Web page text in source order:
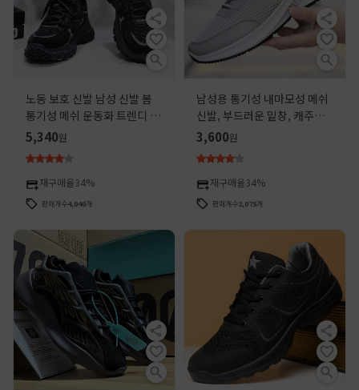
노동 보호 신발 남성 신발 봄
통기성 메쉬 운동화 트렌디 올
매치 두꺼운 밑창 비 슬립 캐주
얼 러닝 아빠 트렌디 신발
5,340원
재구매율34%
판매개수4,040개
남성용 통기성 내마모성 메쉬
신발, 부드러운 밑창, 캐주얼
하고 다용도, 학생용 러닝화,
트렌디하고 편안한 운동화 도
매
3,600원
재구매율34%
판매개수2,075개